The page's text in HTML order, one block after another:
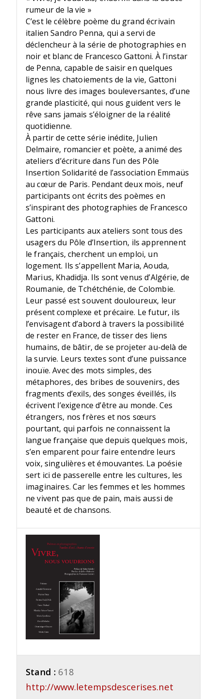
rumeur de la vie »
C’est le célèbre poème du grand écrivain
italien Sandro Penna, qui a servi de
déclencheur à la série de photographies en
noir et blanc de Francesco Gattoni. À l’instar
de Penna, capable de saisir en quelques
lignes les chatoiements de la vie, Gattoni
nous livre des images bouleversantes, d’une
grande plasticité, qui nous guident vers le
rêve sans jamais s’éloigner de la réalité
quotidienne.
À partir de cette série inédite, Julien
Delmaire, romancier et poète, a animé des
ateliers d’écriture dans l’un des Pôle
Insertion Solidarité de l’association Emmaüs
au cœur de Paris. Pendant deux mois, neuf
participants ont écrits des poèmes en
s’inspirant des photographies de Francesco
Gattoni.
Les participants aux ateliers sont tous des
usagers du Pôle d’Insertion, ils apprennent
le français, cherchent un emploi, un
logement. Ils s’appellent Maria, Aouda,
Marius, Khadidja. Ils sont venus d’Algérie, de
Roumanie, de Tchétchénie, de Colombie.
Leur passé est souvent douloureux, leur
présent complexe et précaire. Le futur, ils
l’envisagent d’abord à travers la possibilité
de rester en France, de tisser des liens
humains, de bâtir, de se projeter au-delà de
la survie. Leurs textes sont d’une puissance
inouïe. Avec des mots simples, des
métaphores, des bribes de souvenirs, des
fragments d’exils, des songes éveillés, ils
écrivent l’exigence d’être au monde. Ces
étrangers, nos frères et nos sœurs
pourtant, qui parfois ne connaissent la
langue française que depuis quelques mois,
s’en emparent pour faire entendre leurs
voix, singulières et émouvantes. La poésie
sert ici de passerelle entre les cultures, les
imaginaires. Car les femmes et les hommes
ne vivent pas que de pain, mais aussi de
beauté et de chansons.
Stand : 618
http://www.letempsdescerises.net